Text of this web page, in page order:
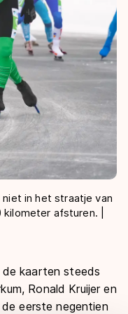
in het straatje van
afsturen. |
kaarten steeds
Ronald Kruijer en
eerste negentien